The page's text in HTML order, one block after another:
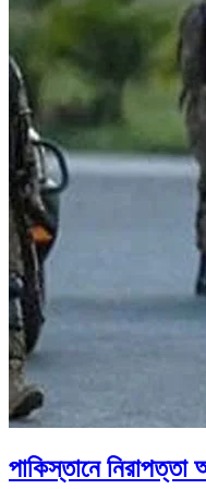
পাকিস্তানে নিরাপত্তা